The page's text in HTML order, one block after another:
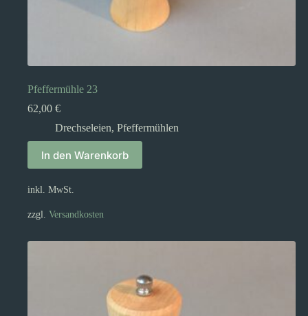
Pfeffermühle 23
62,00 €
Drechseleien, Pfeffermühlen
In den Warenkorb
inkl. MwSt.
zzgl. Versandkosten